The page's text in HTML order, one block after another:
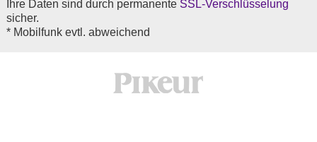
Ihre Daten sind durch permanente SSL-Verschlüsselung
sicher.
* Mobilfunk evtl. abweichend